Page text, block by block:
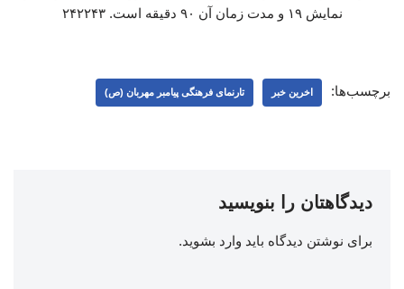
نمایش ۱۹ و مدت زمان آن ۹۰ دقیقه است. ۲۴۲۲۴۳
برچسب‌ها: اخرین خبر تارنمای فرهنگی پیامبر مهربان (ص)
دیدگاهتان را بنویسید
برای نوشتن دیدگاه باید وارد بشوید.